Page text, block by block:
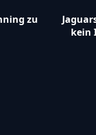
zu
kein